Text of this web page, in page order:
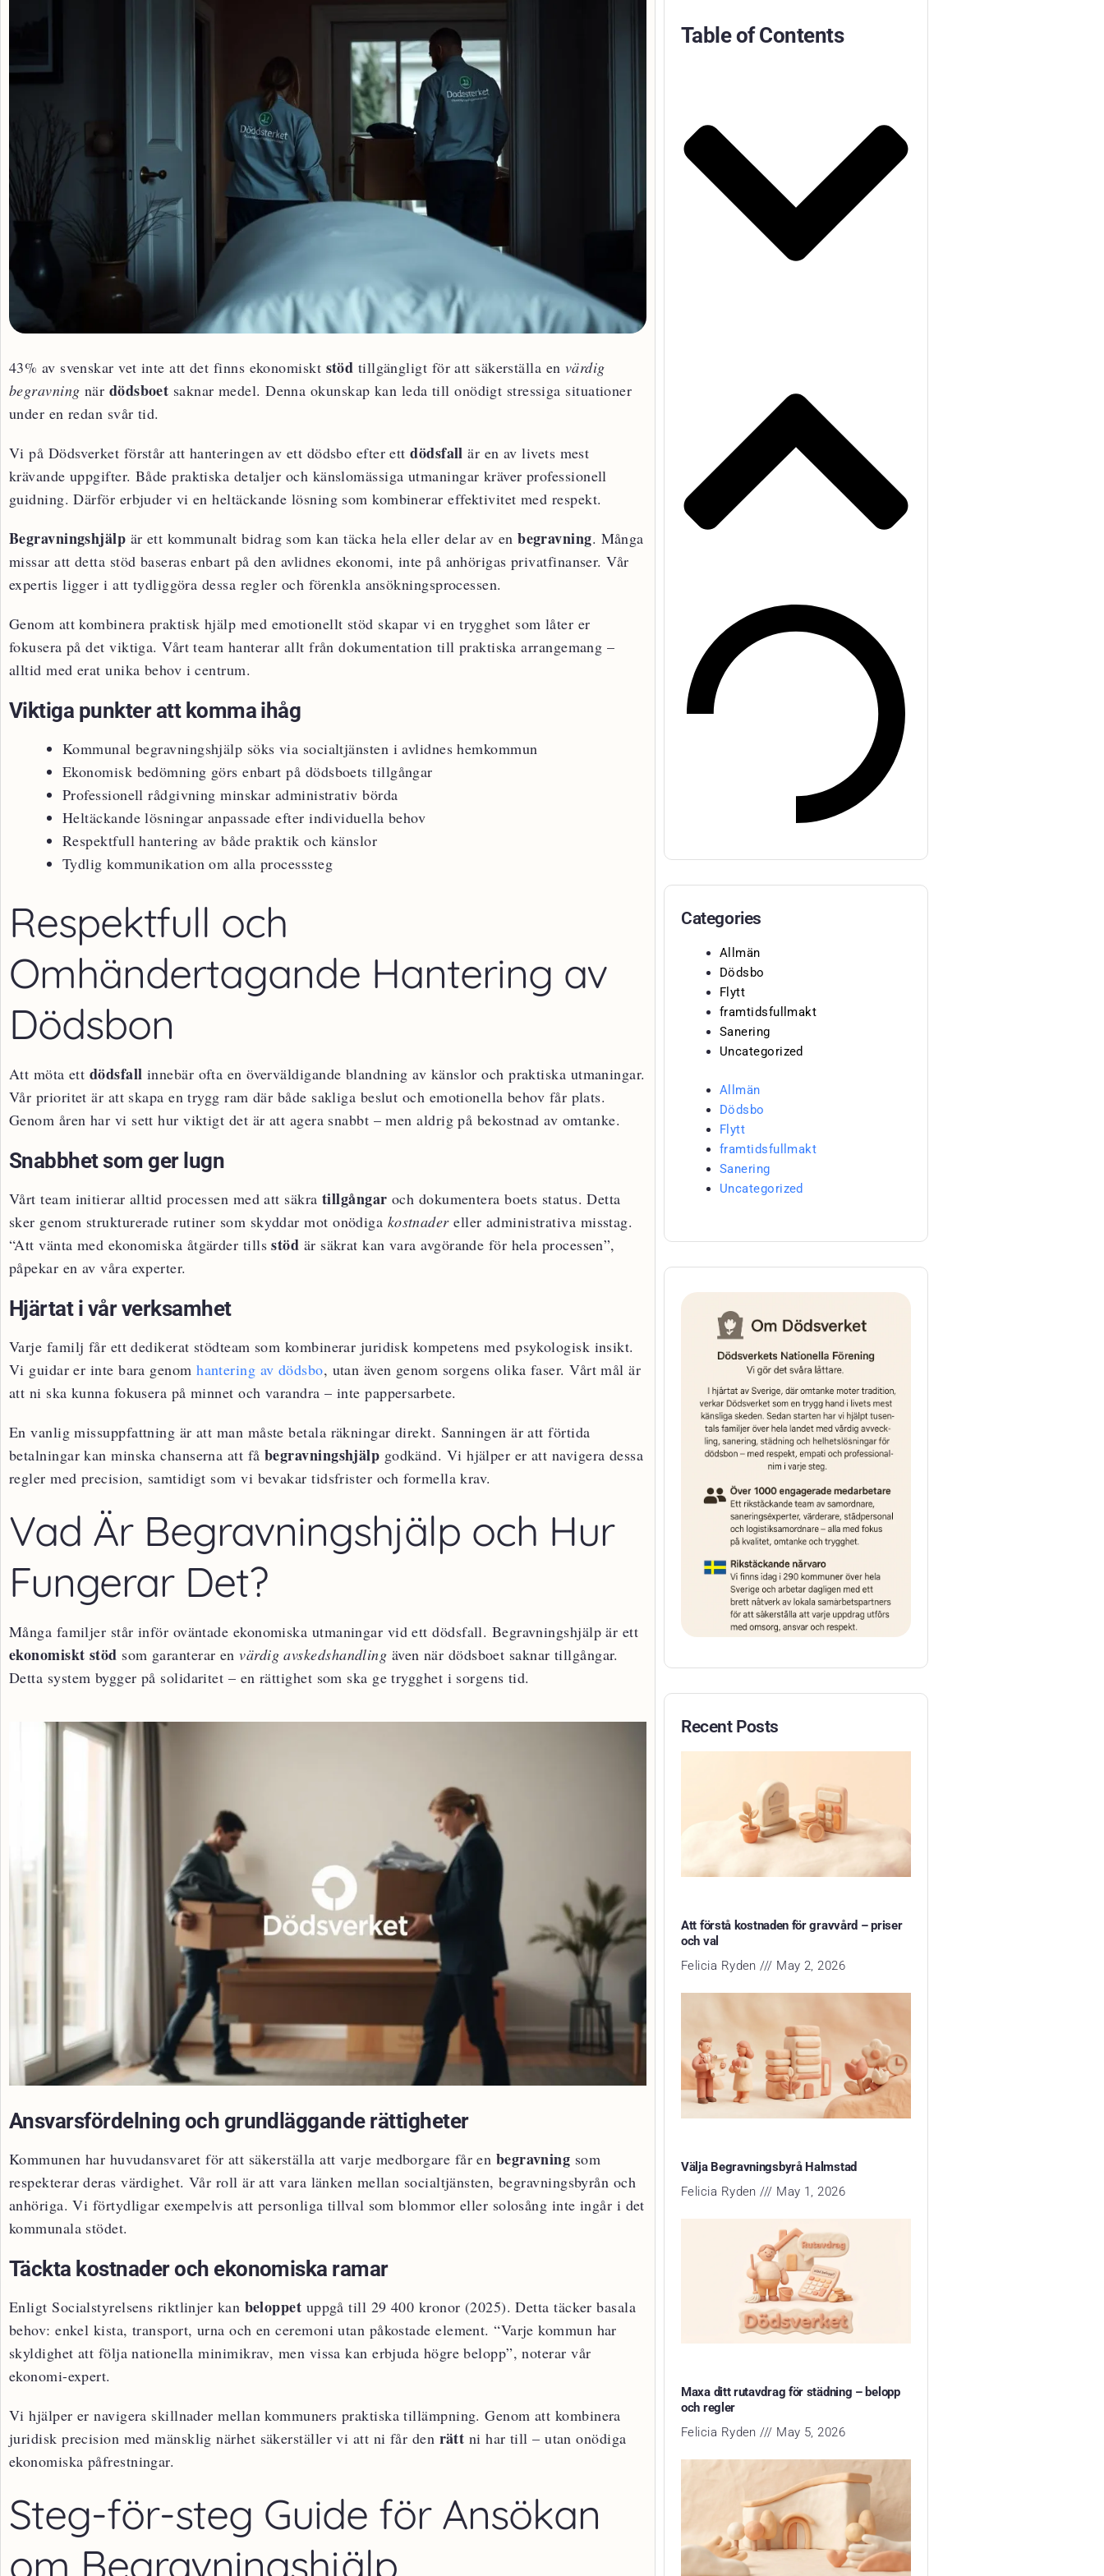
43% av svenskar vet inte att det finns ekonomiskt stöd tillgängligt för att säkerställa en värdig
begravning när dödsboet saknar medel. Denna okunskap kan leda till onödigt stressiga situationer
under en redan svår tid.
Vi på Dödsverket förstår att hanteringen av ett dödsbo efter ettdödsfall är en av livets mest
krävande uppgifter. Både praktiska detaljer och känslomässiga utmaningar kräver professionell
guidning. Därför erbjuder vi en heltäckande lösning som kombinerar effektivitet med respekt.
Begravningshjälp är ett kommunalt bidrag som kan täcka hela eller delar av enbegravning. Många
missar att detta stöd baseras enbart på den avlidnes ekonomi, inte på anhörigas privatfinanser. Vår
expertis ligger i att tydliggöra dessa regler och förenkla ansökningsprocessen.
Genom att kombinera praktisk hjälp med emotionellt stöd skapar vi en trygghet som låter er
fokusera på det viktiga. Vårt team hanterar allt från dokumentation till praktiska arrangemang –
alltid med erat unika behov i centrum.
Viktiga punkter att komma ihåg
Kommunal begravningshjälp söks via socialtjänsten i avlidnes hemkommun
Ekonomisk bedömning görs enbart på dödsboets tillgångar
Professionell rådgivning minskar administrativ börda
Heltäckande lösningar anpassade efter individuella behov
Respektfull hantering av både praktik och känslor
Tydlig kommunikation om alla processsteg
Respektfull och
Omhändertagande Hantering av
Dödsbon
Att möta ett dödsfall innebär ofta en överväldigande blandning av känslor och praktiska utmaningar.
Vår prioritet är att skapa en trygg ram där både sakliga beslut och emotionella behov får plats.
Genom åren har vi sett hur viktigt det är att agera snabbt – men aldrig på bekostnad av omtanke.
Snabbhet som ger lugn
Vårt team initierar alltid processen med att säkra tillgångar och dokumentera boets status. Detta
sker genom strukturerade rutiner som skyddar mot onödiga kostnadereller administrativa misstag.
“Att vänta med ekonomiska åtgärder tillsstöd är säkrat kan vara avgörande för hela processen”,
påpekar en av våra experter.
Hjärtat i vår verksamhet
Varje familj får ett dedikerat stödteam som kombinerar juridisk kompetens med psykologisk insikt.
Vi guidar er inte bara genomhantering av dödsbo, utan även genom sorgens olika faser. Vårt mål är
att ni ska kunna fokusera på minnet och varandra – inte pappersarbete.
En vanlig missuppfattning är att man måste betala räkningar direkt. Sanningen är att förtida
betalningar kan minska chanserna att fåbegravningshjälp godkänd. Vi hjälper er att navigera dessa
regler med precision, samtidigt som vi bevakar tidsfrister och formella krav.
Vad Är Begravningshjälp och Hur
Fungerar Det?
Många familjer står inför oväntade ekonomiska utmaningar vid ett dödsfall. Begravningshjälp är ett
ekonomiskt stöd som garanterar envärdig avskedshandling även när dödsboet saknar tillgångar.
Detta system bygger på solidaritet – en rättighet som ska ge trygghet i sorgens tid.
Ansvarsfördelning och grundläggande rättigheter
Kommunen har huvudansvaret för att säkerställa att varje medborgare får en begravning som
respekterar deras värdighet. Vår roll är att vara länken mellan socialtjänsten, begravningsbyrån och
anhöriga. Vi förtydligar exempelvis att personliga tillval som blommor eller solosång inte ingår i det
kommunala stödet.
Täckta kostnader och ekonomiska ramar
Enligt Socialstyrelsens riktlinjer kan beloppet uppgå till 29 400 kronor (2025). Detta täcker basala
behov: enkel kista, transport, urna och en ceremoni utan påkostade element. “Varje kommun har
skyldighet att följa nationella minimikrav, men vissa kan erbjuda högre belopp”, noterar vår
ekonomi-expert.
Vi hjälper er navigera skillnader mellan kommuners praktiska tillämpning. Genom att kombinera
juridisk precision med mänsklig närhet säkerställer vi att ni får den rätt ni har till – utan onödiga
ekonomiska påfrestningar.
Steg-för-steg Guide för Ansökan
om Begravningshjälp
Table of Contents
Categories
Allmän
Dödsbo
Flytt
framtidsfullmakt
Sanering
Uncategorized
Allmän
Dödsbo
Flytt
framtidsfullmakt
Sanering
Uncategorized
Recent Posts
Att förstå kostnaden för gravvård – priser
och val
Felicia Ryden
May 2, 2026
Välja Begravningsbyrå Halmstad
Felicia Ryden
May 1, 2026
Maxa ditt rutavdrag för städning – belopp
och regler
Felicia Ryden
May 5, 2026